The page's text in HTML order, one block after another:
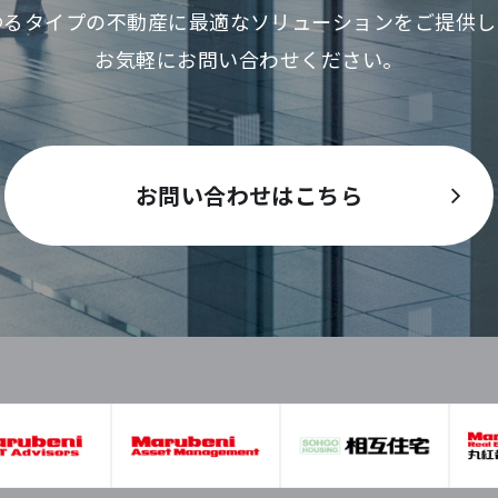
タイプの不動産に最適なソリューションをご提供
お気軽にお問い合わせください。
お問い合わせはこちら